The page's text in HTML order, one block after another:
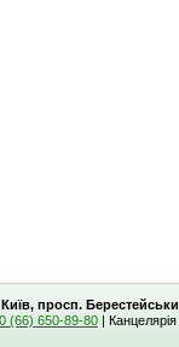
Київ, просп.
(66) 650-89-80 | Канцелярія